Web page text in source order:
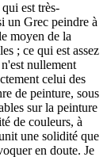
est très-
un Grec peindre à
moyen de la
; ce qui est assez
nullement
celui des
de peinture, sous
sur la peinture
de couleurs, à
une solidité que
en doute. Je